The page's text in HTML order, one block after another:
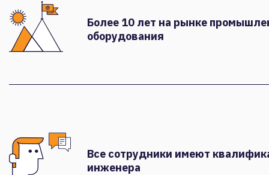
Более 10 лет на рынке
оборудования
Все сотрудники имеют
инженера